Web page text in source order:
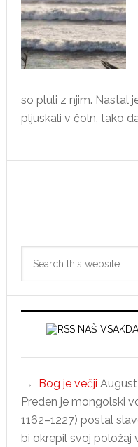
so pluli z njim. Nastal
pljuskali v čoln, tako
Primary
Sidebar
NAŠ
Bog je večji
Preden je mongolski
1162–1227) postal
bi okrepil svoj položaj